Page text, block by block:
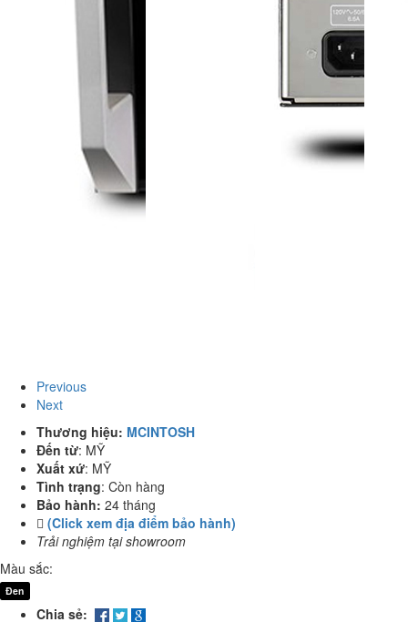
Previous
Next
Thương hiệu: MCINTOSH
Đến từ: MỸ
Xuất xứ: MỸ
Tình trạng: Còn hàng
Bảo hành: 24 tháng
(Click xem địa điểm bảo hành)
Trải nghiệm tại showroom
Màu sắc:
Đen
Chia sẻ: